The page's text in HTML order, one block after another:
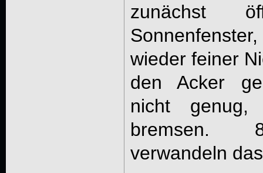
zunächst
wieder feiner
den Acker
nicht
bremsen.
verwandeln